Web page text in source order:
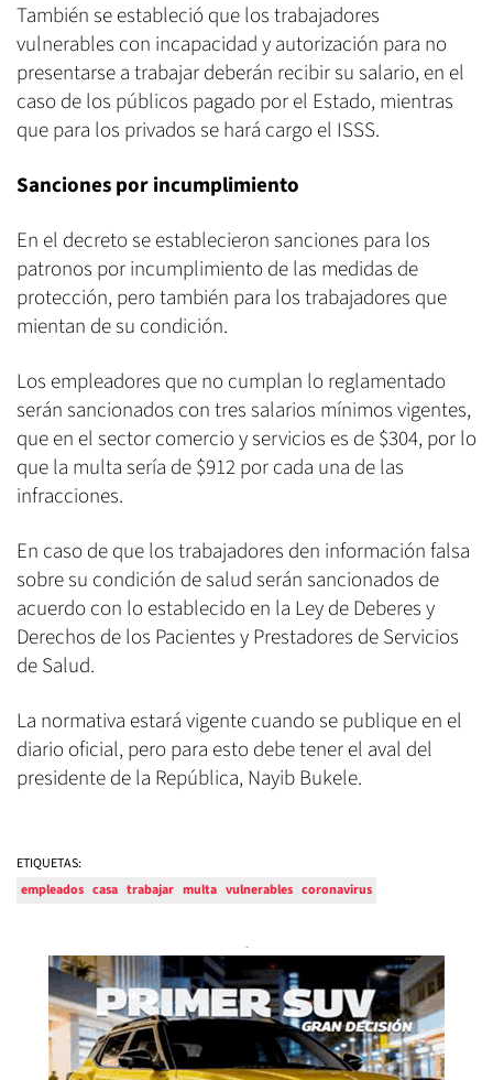
También se estableció que los trabajadores
vulnerables con incapacidad y autorización para no
presentarse a trabajar deberán recibir su salario, en el
caso de los públicos pagado por el Estado, mientras
que para los privados se hará cargo el ISSS.
Sanciones por incumplimiento
En el decreto se establecieron sanciones para los
patronos por incumplimiento de las medidas de
protección, pero también para los trabajadores que
mientan de su condición.
Los empleadores que no cumplan lo reglamentado
serán sancionados con tres salarios mínimos vigentes,
que en el sector comercio y servicios es de $304, por lo
que la multa sería de $912 por cada una de las
infracciones.
En caso de que los trabajadores den información falsa
sobre su condición de salud serán sancionados de
acuerdo con lo establecido en la Ley de Deberes y
Derechos de los Pacientes y Prestadores de Servicios
de Salud.
La normativa estará vigente cuando se publique en el
diario oficial, pero para esto debe tener el aval del
presidente de la República, Nayib Bukele.
ETIQUETAS:
empleados casa trabajar multa vulnerables coronavirus